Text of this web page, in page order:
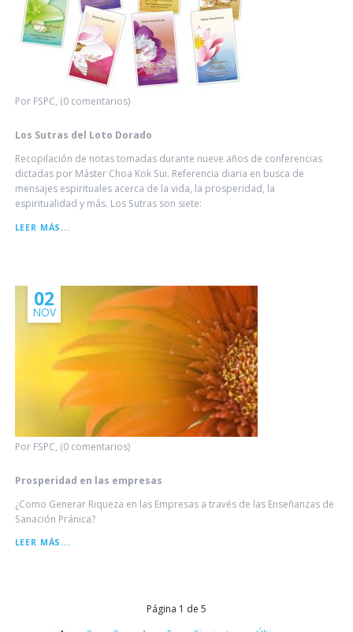
Por FSPC, (0 comentarios)
Los Sutras del Loto Dorado
Recopilación de notas tomadas durante nueve años de conferencias
dictadas por Máster Choa Kok Sui. Referencia diaria en busca de
mensajes espirituales acerca de la vida, la prosperidad, la
espiritualidad y más. Los Sutras son siete:
LEER MÁS...
Por FSPC, (0 comentarios)
02
NOV
Prosperidad en las empresas
¿Como Generar Riqueza en las Empresas a través de las Enseñanzas de
Sanación Pránica?
LEER MÁS...
Página 1 de 5